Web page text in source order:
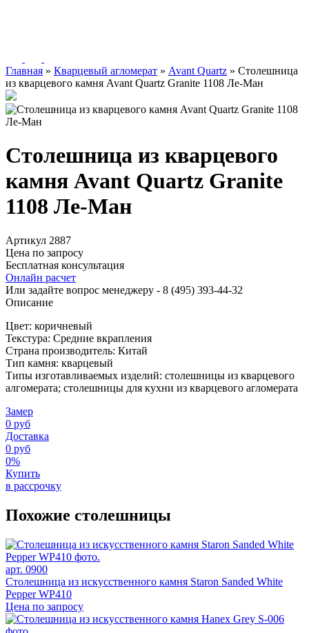
Главная » Кварцевый агломерат » Avant Quartz » Столешница
из кварцевого камня Avant Quartz Granite 1108 Ле-Ман
Столешница из кварцевого
камня Avant Quartz Granite
1108 Ле-Ман
Артикул 2887
Цена по запросу
Бесплатная консультация
Онлайн расчет
Или задайте вопрос менеджеру - 8 (495) 393-44-32
Описание
Цвет: коричневый
Текстура: Средние вкрапления
Страна производитель: Китай
Тип камня: кварцевый
Типы изготавливаемых изделий: столешницы из кварцевого
алгомерата; столешницы для кухни из кварцевого агломерата
Замер
0 руб
Доставка
0 руб
0%
Купить
в рассрочку
Похожие столешницы
арт. 0900
Столешница из искусственного камня Staron Sanded White
Pepper WP410
Цена по запросу